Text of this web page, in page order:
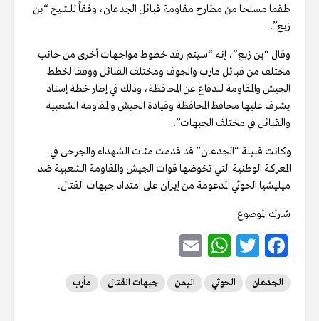
طقما مسلحا من مطارح مقاومة قبائل الجدعان، وفقاً للشيخ “بن
زبع”.
وقال “بن زبع”، إنه “سيتم رفد خطوط مواجهات أخرى من جانب
مختلف من قبائل مارب والجوف ومختلف القبائل ووفقا لخطط
الجيش والمقاومة للدفاع عن المحافظة، وذلك في إطار خطة إسناد
يشرف عليها محافظ المحافظة وقيادة الجيش والمقاومة الشعبية
والقبائل في مختلف الجبهات”.
وكانت قبيلة “الجدعان” قد قدمت مئات الشهداء والجرحى في
المعركة الوطنية التي تخوضها قوات الجيش والمقاومة الشعبية ضد
ميليشيا الحوثي المدعومة من إيران على امتداد جبهات القتال.
شارك الموضوع
F
ac
e
T
w
it
W
h
at
m
ai
الجدعان الحوثي اليمن جبهات القتال مأرب